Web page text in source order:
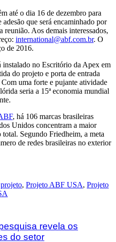
até o dia 16 de dezembro para
que será encaminhado por
reunião. Aos demais interessados,
international@abf.com.br. O
de 2016.
no Escritório da Apex em
do projeto e porta de entrada
uma forte e pujante atividade
seria a 15ª economia mundial
, há 106 marcas brasileiras
Unidos concentram a maior
Segundo Friedheim, a meta
de redes brasileiras no exterior
projeto, Projeto ABF USA, Projeto
revela os
do setor